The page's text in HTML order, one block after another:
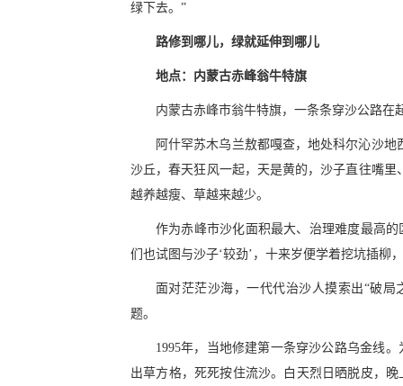
绿下去。”
路修到哪儿，绿就延伸到哪儿
地点：内蒙古赤峰翁牛特旗
内蒙古赤峰市翁牛特旗，一条条穿沙公路在
阿什罕苏木乌兰敖都嘎查，地处科尔沁沙
沙丘，春天狂风一起，天是黄的，沙子直往嘴
越养越瘦、草越来越少。
作为赤峰市沙化面积最大、治理难度最高
们也试图与沙子‘较劲’，十来岁便学着挖坑插柳
面对茫茫沙海，一代代治沙人摸索出“破
题。
1995年，当地修建第一条穿沙公路乌金线
出草方格，死死按住流沙。白天烈日晒脱皮，